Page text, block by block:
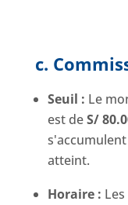
c.
Seuil : Le
est deS/
atteint.
Horaire :